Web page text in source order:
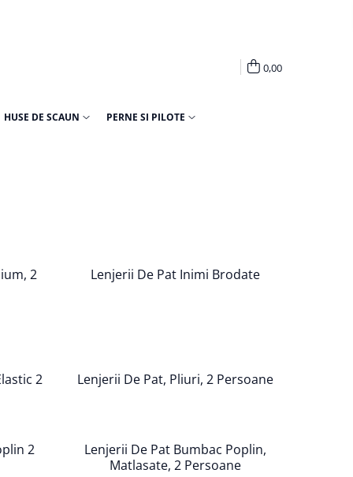
0,00
HUSE DE SCAUN PERNE SI PILOTE
2 Lenjerii De Pat Inimi Brodate
2 Lenjerii De Pat, Pliuri, 2 Persoane
2
Lenjerii De Pat Bumbac Poplin,
Matlasate, 2 Persoane